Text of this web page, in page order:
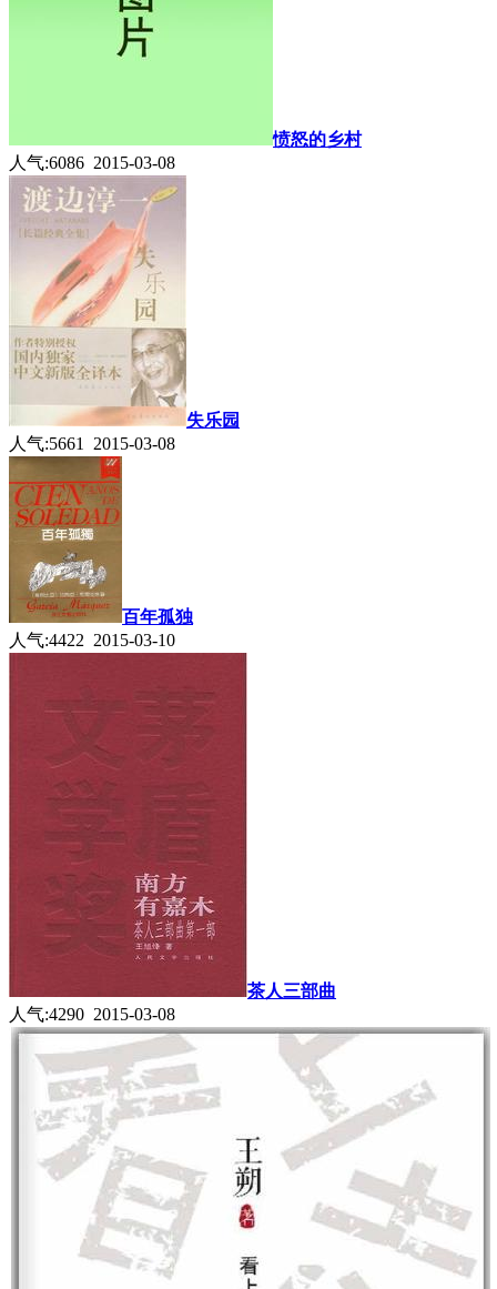
愤怒的乡村
人气:6086 2015-03-08
失乐园
人气:5661 2015-03-08
百年孤独
人气:4422 2015-03-10
茶人三部曲
人气:4290 2015-03-08